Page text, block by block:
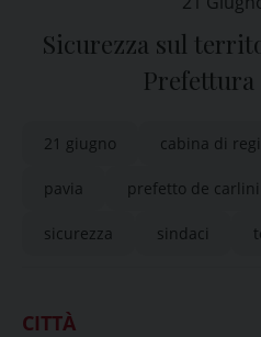
Sicurezza sul
Prefettura
21 giugno cabina di
pavia prefetto de carlini
sicurezza sindaci
CITTÀ